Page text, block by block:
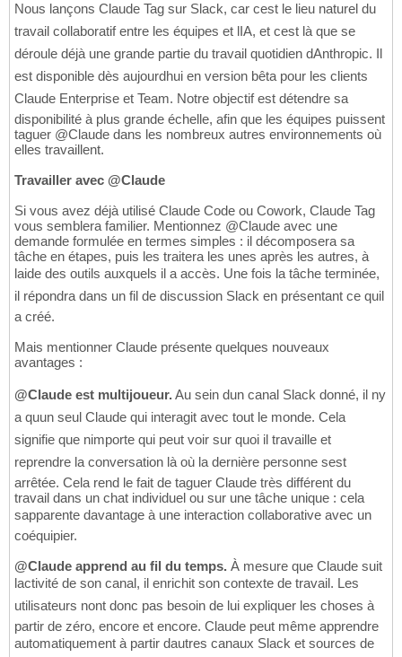
Nous lançons Claude Tag sur Slack, car cest le lieu naturel du
travail collaboratif entre les équipes et lIA, et cest là que se
déroule déjà une grande partie du travail quotidien dAnthropic. Il
est disponible dès aujourdhui en version bêta pour les clients
Claude Enterprise et Team. Notre objectif est détendre sa
disponibilité à plus grande échelle, afin que les équipes puissent
taguer @Claude dans les nombreux autres environnements où
elles travaillent.
Travailler avec @Claude
Si vous avez déjà utilisé Claude Code ou Cowork, Claude Tag
vous semblera familier. Mentionnez @Claude avec une
demande formulée en termes simples : il décomposera sa
tâche en étapes, puis les traitera les unes après les autres, à
laide des outils auxquels il a accès. Une fois la tâche terminée,
il répondra dans un fil de discussion Slack en présentant ce quil
a créé.
Mais mentionner Claude présente quelques nouveaux
avantages :
@Claude est multijoueur.Au sein dun canal Slack donné, il ny
a quun seul Claude qui interagit avec tout le monde. Cela
signifie que nimporte qui peut voir sur quoi il travaille et
reprendre la conversation là où la dernière personne sest
arrêtée. Cela rend le fait de taguer Claude très différent du
travail dans un chat individuel ou sur une tâche unique : cela
sapparente davantage à une interaction collaborative avec un
coéquipier.
@Claude apprend au fil du temps. À mesure que Claude suit
lactivité de son canal, il enrichit son contexte de travail. Les
utilisateurs nont donc pas besoin de lui expliquer les choses à
partir de zéro, encore et encore. Claude peut même apprendre
automatiquement à partir dautres canaux Slack et sources de